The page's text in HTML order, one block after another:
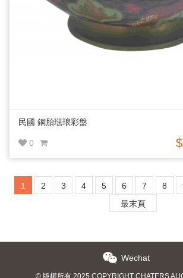
民國 銅胎琺琅彩盤
0
1 2 3 4 5 6 7 8
最末頁
Wechat
© 版權所有 2025 COPYRIGHT CHATERS